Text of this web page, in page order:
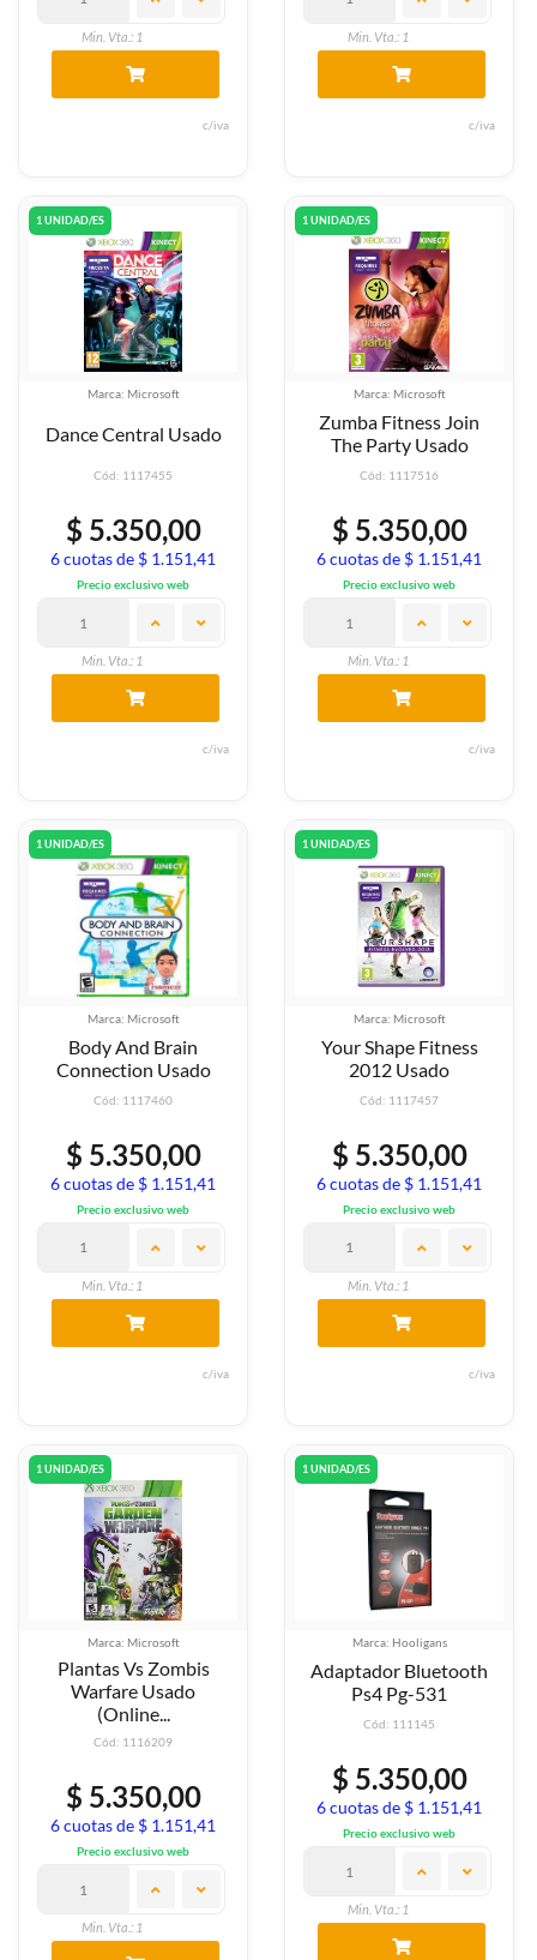
Min. Vta.: 1
c/iva
Min. Vta.: 1
c/iva
1 UNIDAD/ES
Marca: Microsoft
Dance Central Usado
Cód: 1117455
$ 5.350,00
6 cuotas de $ 1.151,41
Precio exclusivo web
Min. Vta.: 1
c/iva
1 UNIDAD/ES
Marca: Microsoft
Zumba Fitness Join
The Party Usado
Cód: 1117516
$ 5.350,00
6 cuotas de $ 1.151,41
Precio exclusivo web
Min. Vta.: 1
c/iva
1 UNIDAD/ES
Marca: Microsoft
Body And Brain
Connection Usado
Cód: 1117460
$ 5.350,00
6 cuotas de $ 1.151,41
Precio exclusivo web
Min. Vta.: 1
c/iva
1 UNIDAD/ES
Marca: Microsoft
Your Shape Fitness
2012 Usado
Cód: 1117457
$ 5.350,00
6 cuotas de $ 1.151,41
Precio exclusivo web
Min. Vta.: 1
c/iva
1 UNIDAD/ES
Marca: Microsoft
Plantas Vs Zombis
Warfare Usado
(Online...
Cód: 1116209
$ 5.350,00
6 cuotas de $ 1.151,41
Precio exclusivo web
Min. Vta.: 1
1 UNIDAD/ES
Marca: Hooligans
Adaptador Bluetooth
Ps4 Pg-531
Cód: 111145
$ 5.350,00
6 cuotas de $ 1.151,41
Precio exclusivo web
Min. Vta.: 1